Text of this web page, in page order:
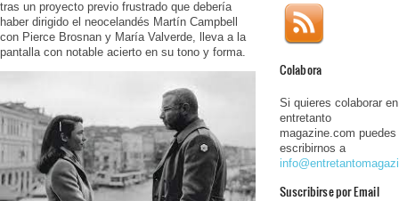
tras un proyecto previo frustrado que debería
haber dirigido el neocelandés Martín Campbell
con Pierce Brosnan y María Valverde, lleva a la
pantalla con notable acierto en su tono y forma.
Colabora
Si quieres colaborar en
entretanto
magazine.com puedes
escribirnos a
Suscribirse por Email